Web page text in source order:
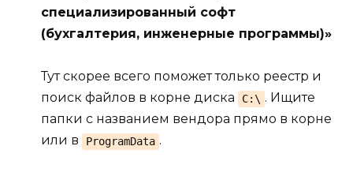
специализированный софт
(бухгалтерия, инженерные программы)»
Тут скорее всего поможет только реестр и
поиск файлов в корне диска
C:\ . Ищите
папки с названием вендора прямо в корне
или в
ProgramData .